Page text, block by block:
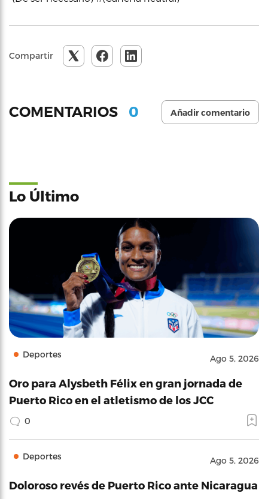
Compartir
COMENTARIOS 0 Añadir comentario
Lo Último
Deportes Ago 5, 2026
Oro para Alysbeth Félix en gran jornada de
Puerto Rico en el atletismo de los JCC
0
Deportes Ago 5, 2026
Doloroso revés de Puerto Rico ante Nicaragua